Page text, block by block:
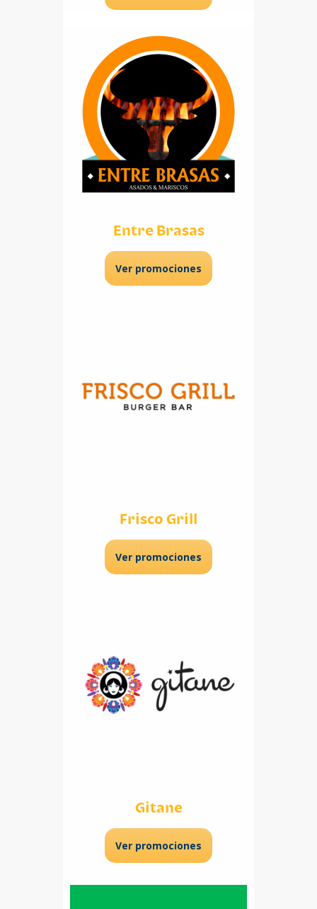
Entre Brasas
Ver promociones
Frisco Grill
Ver promociones
Gitane
Ver promociones